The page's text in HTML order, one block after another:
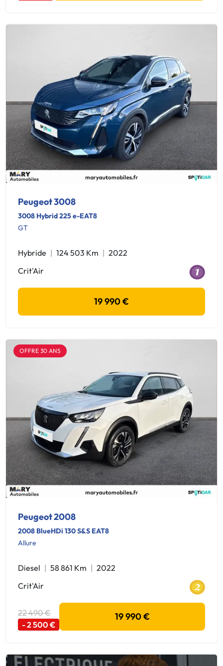
Peugeot 3008
3008 Hybrid 225 e-EAT8
GT
Hybride 124 503 Km
2022
Crit'Air
19 990 €
OFFRE 30 ANS
Peugeot 2008
2008 BlueHDi 130 S&S EAT8
Allure
Diesel 58 861 Km
2022
Crit'Air
22 490 €
- 2 500 €
19 990 €